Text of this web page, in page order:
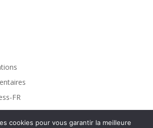
FR
cookies pour vous garantir la meilleure